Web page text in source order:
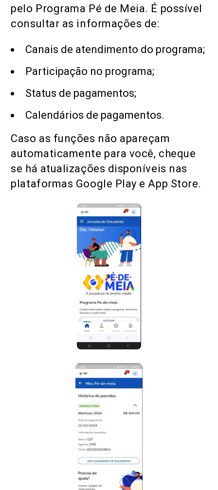
pelo Programa Pé de Meia. É possível
consultar as informações de:
Canais de atendimento do programa;
Participação no programa;
Status de pagamentos;
Calendários de pagamentos.
Caso as funções não apareçam
automaticamente para você, cheque
se há atualizações disponíveis nas
plataformas Google Play e App Store.